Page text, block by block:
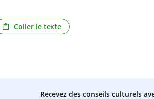
Coller le texte
Recevez des conseils culturels